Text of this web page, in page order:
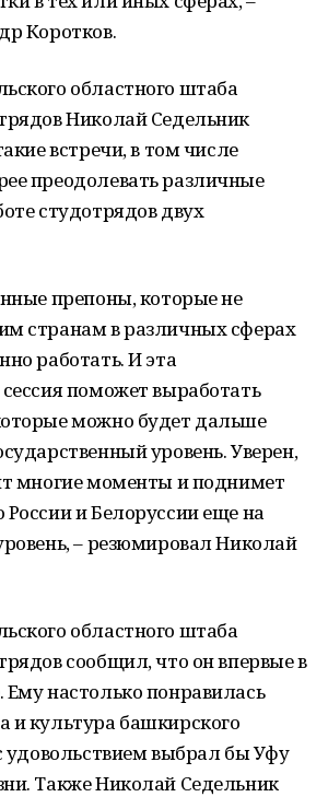
Коротков.
областного штаба
Николай Седельник
встречи, в том числе
преодолевать различные
студотрядов двух
препоны, которые не
странам в различных сферах
работать. И эта
сессия поможет выработать
можно будет дальше
уровень. Уверен,
многие моменты и поднимет
России и Белоруссии еще на
– резюмировал Николай
областного штаба
сообщил, что он впервые в
настолько понравилась
и культура башкирского
удовольствием выбрал бы Уфу
Также Николай Седельник